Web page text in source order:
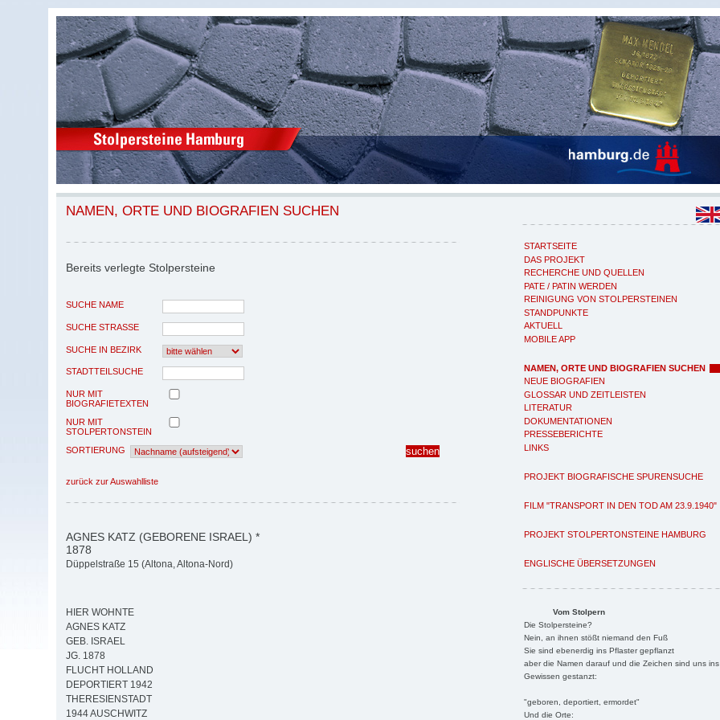
STARTSEITE
DAS PROJEKT
RECHERCHE UND QUELLEN
PATE / PATIN WERDEN
REINIGUNG VON STOLPERSTEINEN
STANDPUNKTE
AKTUELL
MOBILE APP
NAMEN, ORTE UND BIOGRAFIEN SUCHEN
NEUE BIOGRAFIEN
GLOSSAR UND ZEITLEISTEN
LITERATUR
DOKUMENTATIONEN
PRESSEBERICHTE
LINKS
PROJEKT BIOGRAFISCHE SPURENSUCHE
FILM "TRANSPORT IN DEN TOD AM 23.9.1940"
PROJEKT STOLPERTONSTEINE HAMBURG
ENGLISCHE ÜBERSETZUNGEN
Vom Stolpern
Die Stolpersteine?
Nein, an ihnen stößt niemand den Fuß
Sie sind ebenerdig ins Pflaster gepflanzt
aber die Namen darauf und die Zeichen sind uns ins
Gewissen gestanzt:
"geboren, deportiert, ermordet"
Und die Orte:
NAMEN, ORTE UND BIOGRAFIEN SUCHEN
Bereits verlegte Stolpersteine
SUCHE NAME
SUCHE STRASSE
SUCHE IN BEZIRK
STADTTEILSUCHE
NUR MIT
BIOGRAFIETEXTEN
NUR MIT
STOLPERTONSTEIN
SORTIERUNG
zurück zur Auswahlliste
AGNES KATZ (GEBORENE ISRAEL) *
1878
Düppelstraße 15 (Altona, Altona-Nord)
HIER WOHNTE
AGNES KATZ
GEB. ISRAEL
JG. 1878
FLUCHT HOLLAND
DEPORTIERT 1942
THERESIENSTADT
1944 AUSCHWITZ